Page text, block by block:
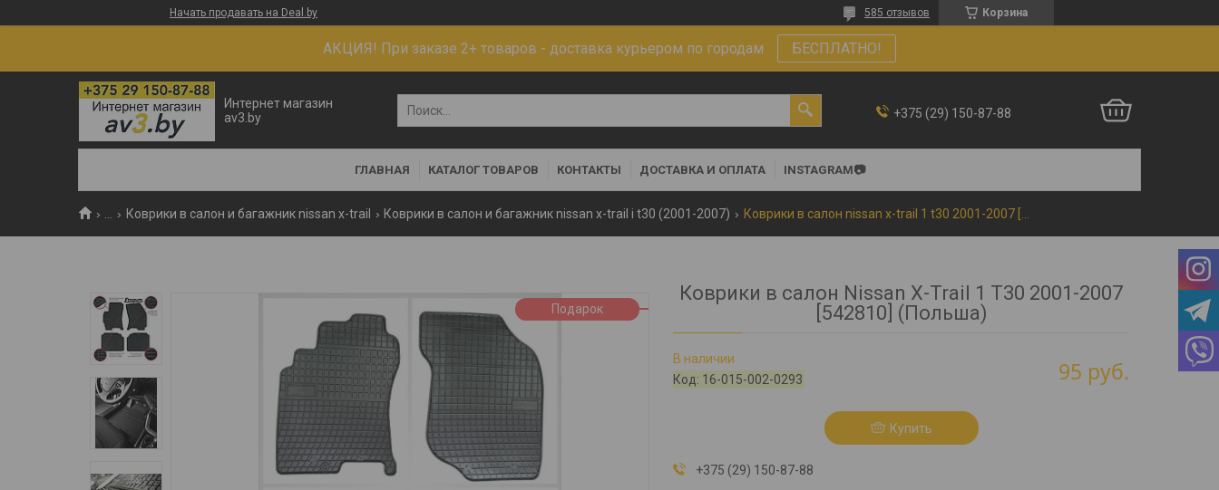
Начать продавать на Deal.by Корзина
585 отзывов
АКЦИЯ! При заказе 2+ товаров - доставка курьером по городам БЕСПЛАТНО!
Интернет магазин
av3.by
+375 (29) 150-87-88
ГЛАВНАЯ КАТАЛОГ ТОВАРОВ КОНТАКТЫ ДОСТАВКА И ОПЛАТА INSTAGRAM📷
Коврики в салон и багажник nissan x-trail Коврики в салон и багажник nissan x-trail i t30 (2001-2007)
Подарок
Коврики в салон Nissan X-Trail 1 T30 2001-2007
[542810] (Польша)
В наличии
Код: 16-015-002-0293 95 руб.
Купить
+375 (29) 150-87-88